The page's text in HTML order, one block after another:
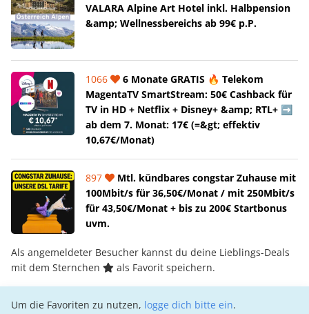
VALARA Alpine Art Hotel inkl. Halbpension
&amp; Wellnessbereichs ab 99€ p.P.
1066
6 Monate GRATIS 🔥 Telekom
MagentaTV SmartStream: 50€ Cashback für
TV in HD + Netflix + Disney+ &amp; RTL+ ➡️
ab dem 7. Monat: 17€ (=&gt; effektiv
10,67€/Monat)
897
Mtl. kündbares congstar Zuhause mit
100Mbit/s für 36,50€/Monat / mit 250Mbit/s
für 43,50€/Monat + bis zu 200€ Startbonus
uvm.
Als angemeldeter Besucher kannst du deine Lieblings-Deals
mit dem Sternchen
als Favorit speichern.
Um die Favoriten zu nutzen, logge dich bitte ein.